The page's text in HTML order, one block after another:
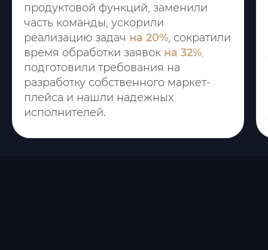
продуктовой функций, заменили
часть команды, ускорили
реализацию задач на 20%, сократили
время обработки заявок на 32%,
подготовили требования на
разработку собственного маркет-
плейса и нашли надежных
исполнителей.